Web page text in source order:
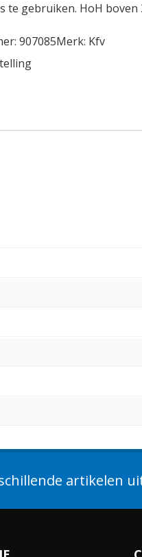
te gebruiken. HoH
907085Merk: Kfv
artikelen